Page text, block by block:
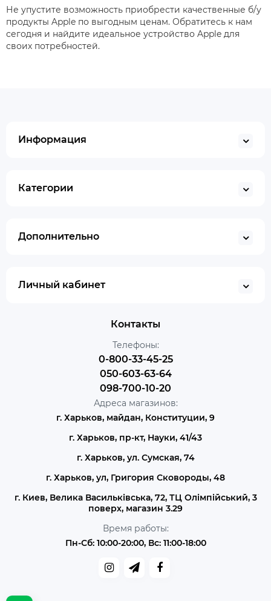
Не упустите возможность приобрести качественные б/у
продукты Apple по выгодным ценам. Обратитесь к нам
сегодня и найдите идеальное устройство Apple для
своих потребностей.
Информация
Категории
Дополнительно
Личный кабинет
Контакты
Телефоны:
0-800-33-45-25
050-603-63-64
098-700-10-20
Адреса магазинов:
г. Харьков, майдан, Конституции, 9
г. Харьков, пр-кт, Науки, 41/43
г. Харьков, ул. Сумская, 74
г. Харьков, ул, Григория Сковороды, 48
г. Киев, Велика Васильківська, 72, ТЦ Олімпійський, 3
поверх, магазин 3.29
Время работы:
Пн-Сб: 10:00-20:00, Вс: 11:00-18:00